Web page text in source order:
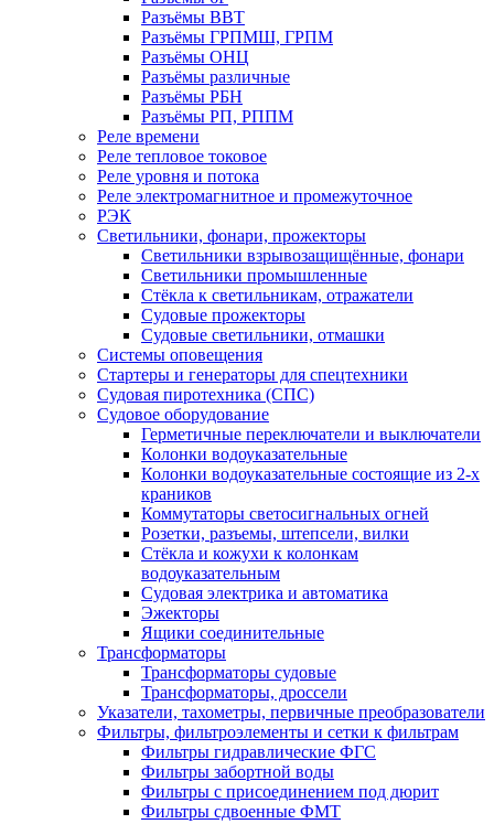
Разъёмы ВВТ
Разъёмы ГРПМШ, ГРПМ
Разъёмы ОНЦ
Разъёмы различные
Разъёмы РБН
Разъёмы РП, РППМ
Реле времени
Реле тепловое токовое
Реле уровня и потока
Реле электромагнитное и промежуточное
РЭК
Светильники, фонари, прожекторы
Светильники взрывозащищённые, фонари
Светильники промышленные
Стёкла к светильникам, отражатели
Судовые прожекторы
Судовые светильники, отмашки
Системы оповещения
Стартеры и генераторы для спецтехники
Судовая пиротехника (СПС)
Судовое оборудование
Герметичные переключатели и выключатели
Колонки водоуказательные
Колонки водоуказательные состоящие из 2-х
краников
Коммутаторы светосигнальных огней
Розетки, разъемы, штепсели, вилки
Стёкла и кожухи к колонкам
водоуказательным
Судовая электрика и автоматика
Эжекторы
Ящики соединительные
Трансформаторы
Трансформаторы судовые
Трансформаторы, дроссели
Указатели, тахометры, первичные преобразователи
Фильтры, фильтроэлементы и сетки к фильтрам
Фильтры гидравлические ФГС
Фильтры забортной воды
Фильтры с присоединением под дюрит
Фильтры сдвоенные ФМТ